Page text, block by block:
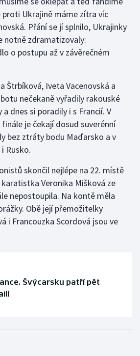
Ukrajině máme zítra víc
Přání se jí splnilo, Ukrajinky
notně zdramatizovaly:
o postupu až v závěrečném
Štrbíková, Iveta Vacenovská a
nečekaně vyřadily rakouské
dnes si poradily i s Francií. V
je čekají dosud suverénní
bez ztráty bodu Maďarsko a v
Rusko.
skončil nejlépe na 22. místě
Veronika Mišková ze
nepostoupila. Na kontě měla
Obě její přemožitelky
i Francouzka Scordová jsou ve
Švýcarsku patří pět